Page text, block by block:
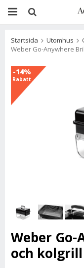
Startsida Utomhus
Weber Go-Anywhere
-14%
Rabatt
Weber
och kolgrill